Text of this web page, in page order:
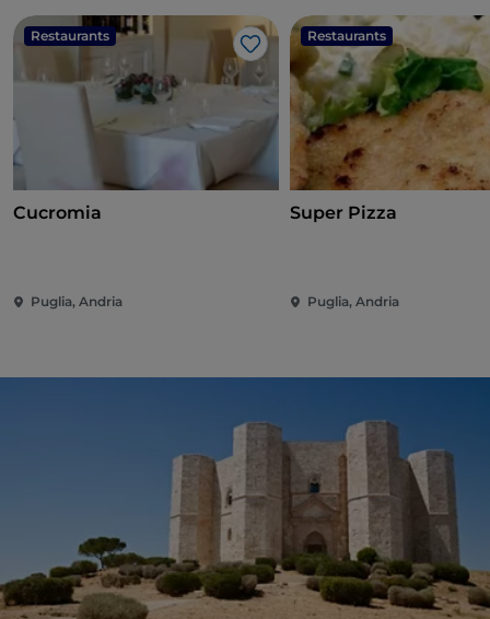
Restaurants
J’aime
Cucromia
Puglia, Andria
Restaurants
Super Pizza
Puglia, Andria